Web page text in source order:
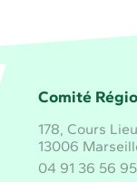
d'Éducation
Comité
178, Cours
13006
04 91 36 56 95